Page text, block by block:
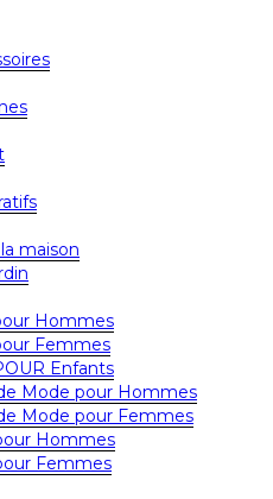
maison
Hommes
Femmes
Enfants
Mode pour Hommes
Mode pour Femmes
Hommes
Femmes